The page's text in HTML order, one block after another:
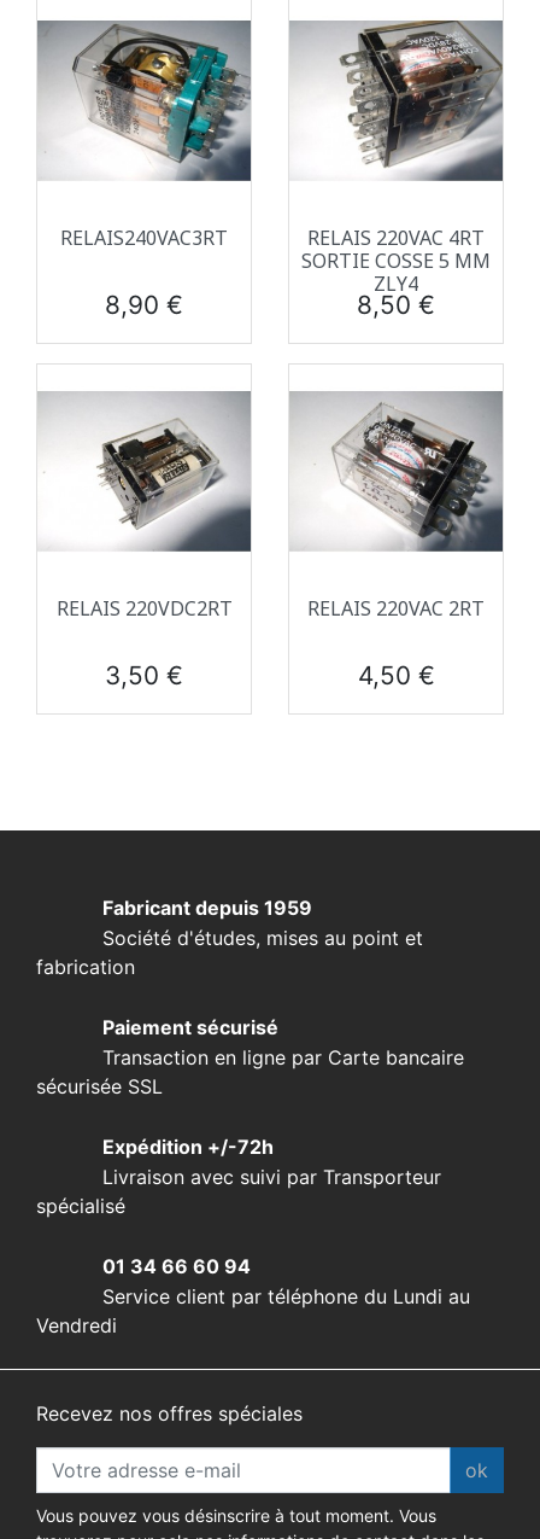
RELAIS240VAC3RT
Prix
8,90 €
RELAIS 220VAC 4RT
SORTIE COSSE 5 MM
ZLY4
Prix
8,50 €
RELAIS 220VDC2RT
Prix
3,50 €
RELAIS 220VAC 2RT
Prix
4,50 €
Fabricant depuis 1959
Société d'études, mises au point et
fabrication
Paiement sécurisé
Transaction en ligne par Carte bancaire
sécurisée SSL
Expédition +/-72h
Livraison avec suivi par Transporteur
spécialisé
01 34 66 60 94
Service client par téléphone du Lundi au
Vendredi
Recevez nos offres spéciales
ok
Vous pouvez vous désinscrire à tout moment. Vous